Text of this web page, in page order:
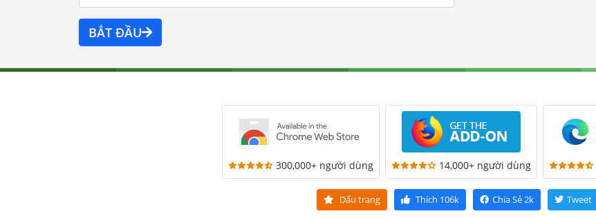
BẮT ĐẦU
300,000+ người dùng 14,000+ người dùng
Dấu trang Thích 106k Chia Sẻ2k Tweet